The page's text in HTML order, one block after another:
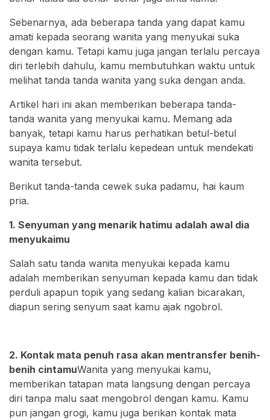
Sebenarnya, ada beberapa tanda yang dapat kamu
amati kepada seorang wanita yang menyukai suka
dengan kamu. Tetapi kamu juga jangan terlalu percaya
diri terlebih dahulu, kamu membutuhkan waktu untuk
melihat tanda tanda wanita yang suka dengan anda.
Artikel hari ini akan memberikan beberapa tanda-
tanda wanita yang menyukai kamu. Memang ada
banyak, tetapi kamu harus perhatikan betul-betul
supaya kamu tidak terlalu kepedean untuk mendekati
wanita tersebut.
Berikut tanda-tanda cewek suka padamu, hai kaum
pria.
1. Senyuman yang menarik hatimu adalah awal dia
menyukaimu
Salah satu tanda wanita menyukai kepada kamu
adalah memberikan senyuman kepada kamu dan tidak
perduli apapun topik yang sedang kalian bicarakan,
diapun sering senyum saat kamu ajak ngobrol.
2. Kontak mata penuh rasa akan mentransfer benih-
benih cintamuWanita yang menyukai kamu,
memberikan tatapan mata langsung dengan percaya
diri tanpa malu saat mengobrol dengan kamu. Kamu
pun jangan grogi, kamu juga berikan kontak mata